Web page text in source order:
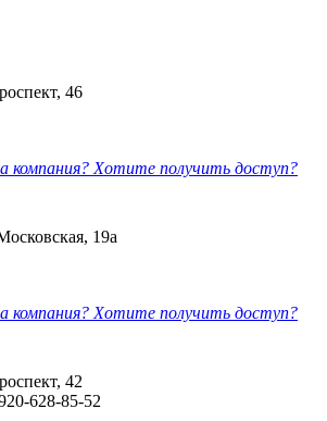
46
компания? Хотите получить доступ?
19а
компания? Хотите получить доступ?
42
628-85-52